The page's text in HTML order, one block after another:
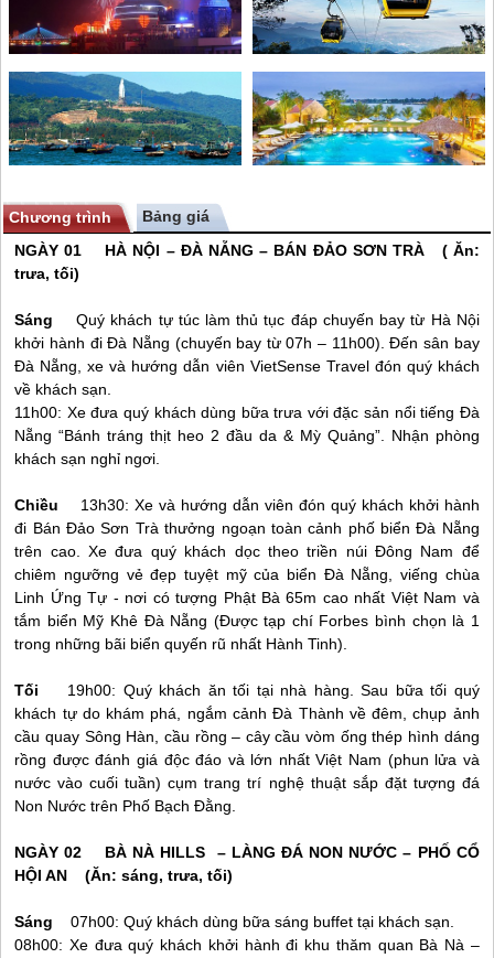
Chương trình
Bảng giá
NGÀY 01 HÀ NỘI – ĐÀ NẴNG – BÁN ĐẢO SƠN TRÀ ( Ăn:
trưa, tối)
SángQuý khách tự túc làm thủ tục đáp chuyến bay từ Hà Nội
khởi hành điĐà Nẵng (chuyến bay từ 07h – 11h00). Đến sân bay
Đà Nẵng , xe và hướng dẫn viên VietSense Travel đón quý khách
về khách sạn.
11h00: Xe đưa quý khách dùng bữa trưa với đặc sản nổi tiếng Đà
Nẵng “Bánh tráng thịt heo 2 đầu da & Mỳ Quảng”. Nhận phòng
khách sạn nghỉ ngơi.
Chiều 13h30: Xe và hướng dẫn viên đón quý khách khởi hành
đi Bán Đảo Sơn Trà thưởng ngoạn toàn cảnh phố biểnĐà Nẵng
trên cao. Xe đưa quý khách dọc theo triền núi Đông Nam để
chiêm ngưỡng vẻ đẹp tuyệt mỹ của biển Đà Nẵng , viếng chùa
Linh Ứng Tự - nơi có tượng Phật Bà 65m cao nhất Việt Nam và
tắm biển Mỹ Khê Đà Nẵng (Được tạp chí Forbes bình chọn là 1
trong những bãi biển quyến rũ nhất Hành Tinh).
Tối 19h00: Quý khách ăn tối tại nhà hàng. Sau bữa tối quý
khách tự do khám phá, ngắm cảnh Đà Thành về đêm, chụp ảnh
cầu quay Sông Hàn, cầu rồng – cây cầu vòm ống thép hình dáng
rồng được đánh giá độc đáo và lớn nhất Việt Nam (phun lửa và
nước vào cuối tuần) cụm trang trí nghệ thuật sắp đặt tượng đá
Non Nước trên Phố Bạch Đằng.
NGÀY 02 BÀ NÀ HILLS – LÀNG ĐÁ NON NƯỚC – PHỐ CỔ
HỘI AN (Ăn: sáng, trưa, tối)
Sáng07h00: Quý khách dùng bữa sáng buffet tại khách sạn.
08h00: Xe đưa quý khách khởi hành đi khu thăm quan Bà Nà –